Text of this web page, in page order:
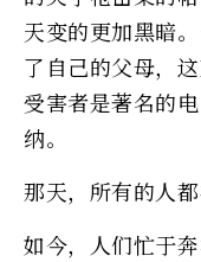
天变的更加黑暗
了自己的父母，
受害者是著名的
纳。
那天，所有的人都
如今，人们忙于